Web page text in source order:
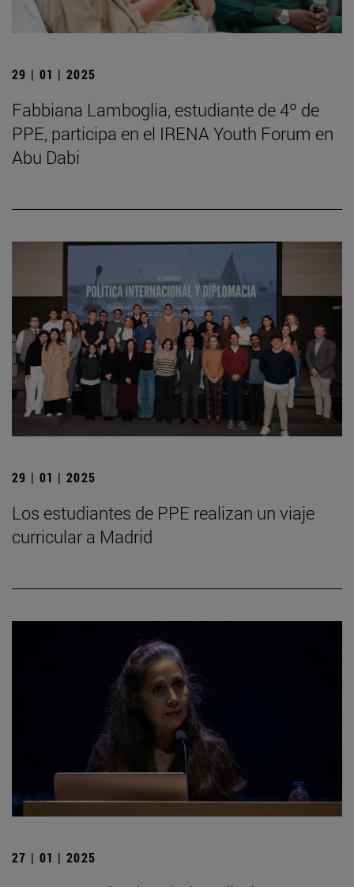
29 | 01 | 2025
Fabbiana Lamboglia, estudiante de 4º de
PPE, participa en el IRENA Youth Forum en
Abu Dabi
29 | 01 | 2025
Los estudiantes de PPE realizan un viaje
curricular a Madrid
27 | 01 | 2025